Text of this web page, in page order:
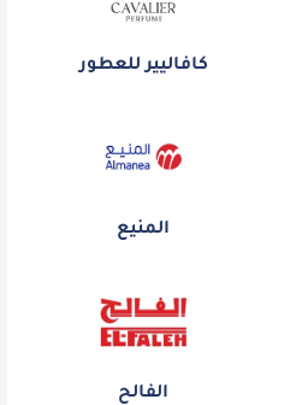
كافاليير للعطور
المنيع
الفالح